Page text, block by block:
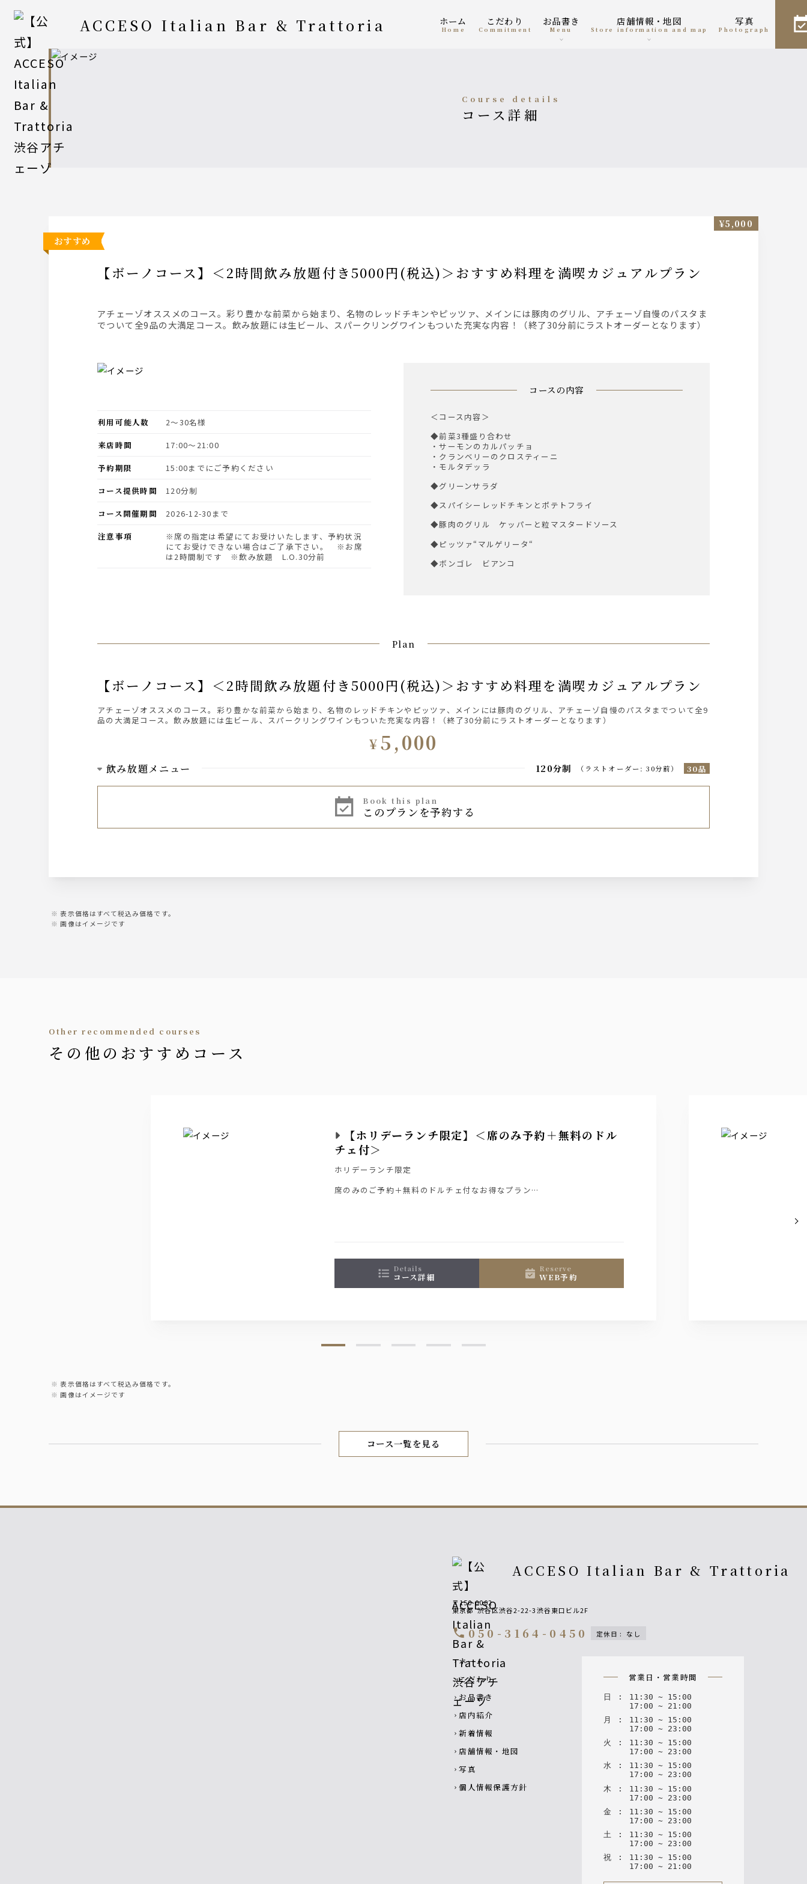
ACCESO Italian Bar & Trattoria ホーム
home
こだわり
Commitment
お品書き
menu
店舗情報・地図
Store information and map
写真
photograph
course details
コース詳細
おすすめ
【ボーノコース】＜2時間飲み放題付き5000円(税込)＞おすすめ料理を満喫カジュアルプラン
アチェーゾオススメのコース。彩り豊かな前菜から始まり、名物のレッドチキンやピッツァ、メインには豚肉のグリル、アチェーゾ自慢のパスタま
でついて全9品の大満足コース。飲み放題には生ビール、スパークリングワインもついた充実な内容！（終了30分前にラストオーダーとなります）
¥5,000
コースの内容
＜コース内容＞
◆前菜3種盛り合わせ
・サーモンのカルパッチョ
・クランベリーのクロスティーニ
・モルタデッラ
◆グリーンサラダ
◆スパイシーレッドチキンとポテトフライ
◆豚肉のグリル ケッパーと粒マスタードソース
◆ピッツァ“マルゲリータ“
◆ボンゴレ ビアンコ
利用可能人数
2〜30名様
来店時間
17:00〜21:00
予約期限
15:00までにご予約ください
コース提供時間
120分制
コース開催期間
2026-12-30まで
注意事項
※席の指定は希望にてお受けいたします、予約状況
にてお受けできない場合はご了承下さい。 ※お席
は2時間制です ※飲み放題 L.O.30分前
Plan
【ボーノコース】＜2時間飲み放題付き5000円(税込)＞おすすめ料理を満喫カジュアルプラン
アチェーゾオススメのコース。彩り豊かな前菜から始まり、名物のレッドチキンやピッツァ、メインには豚肉のグリル、アチェーゾ自慢のパスタまでついて全9
品の大満足コース。飲み放題には生ビール、スパークリングワインもついた充実な内容！（終了30分前にラストオーダーとなります）
¥5,000
飲み放題メニュー 120分制 （ ラストオーダー: 30分前） 30品
各種
ソフトドリンク
各種
book this plan
このプランを予約する
表示価格はすべて税込み価格です。
画像はイメージです
other recommended courses
その他のおすすめコース
【ホリデーランチ限定】＜席のみ予約＋無料のドル
チェ付＞
ホリデーランチ限定
席のみのご予約＋無料のドルチェ付なお得なプラン
details
コース詳細
reserve
WEB予約
表示価格はすべて税込み価格です。
画像はイメージです
コース一覧を見る
ACCESO Italian Bar & Trattoria
〒150-0002
東京都 渋谷区渋谷2-22-3渋谷東口ビル2F
call 050-3164-0450 定休日 : なし
Footer navigation
chevron_right ホーム
chevron_right こだわり
chevron_right お品書き
chevron_right 店内紹介
chevron_right 新着情報
chevron_right 店舗情報・地図
chevron_right 写真
chevron_right 個人情報保護方針
営業日・営業時間
日 : 11 : 30 ~ 15 : 00
17 : 00 ~ 21 : 00
月
: 11 : 30 ~ 15 : 00
17 : 00 ~ 23 : 00
火
: 11 : 30 ~ 15 : 00
17 : 00 ~ 23 : 00
水 : 11 : 30 ~ 15 : 00
17 : 00 ~ 23 : 00
木
: 11 : 30 ~ 15 : 00
17 : 00 ~ 23 : 00
金
: 11 : 30 ~ 15 : 00
17 : 00 ~ 23 : 00
土
: 11 : 30 ~ 15 : 00
17 : 00 ~ 23 : 00
祝 : 11 : 30 ~ 15 : 00
17 : 00 ~ 21 : 00